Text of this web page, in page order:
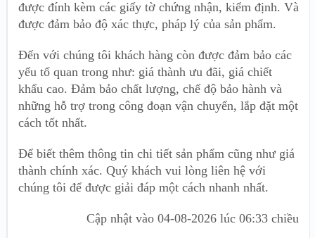
được đính kèm các giấy tờ chứng nhận, kiểm định. Và
được đảm bảo độ xác thực, pháp lý của sản phẩm.
Đến với chúng tôi khách hàng còn được đảm bảo các
yếu tố quan trong như: giá thành ưu đãi, giá chiết
khấu cao. Đảm bảo chất lượng, chế độ bảo hành và
những hỗ trợ trong công đoạn vận chuyển, lắp đặt một
cách tốt nhất.
Để biết thêm thông tin chi tiết sản phẩm cũng như giá
thành chính xác. Quý khách vui lòng liên hệ với
chúng tôi để được giải đáp một cách nhanh nhất.
Cập nhật vào 04-08-2026 lúc 06:33 chiều